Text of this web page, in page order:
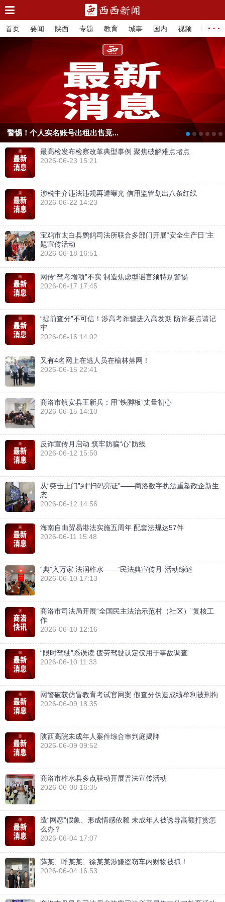
…
首页 要闻 陕西 专题 教育 城事 国内 视频 法治
警惕！个人实名账号出租出售竟...
最高检发布检察改革典型事例 聚焦破解难点堵点
2026-06-23 15:21
涉税中介违法违规再遭曝光 信用监管划出八条红线
2026-06-22 14:23
宝鸡市太白县鹦鸽司法所联合多部门开展“安全生产日”主
题宣传活动
2026-06-18 16:51
网传“驾考增项”不实 制造焦虑型谣言须特别警惕
2026-06-17 17:45
“提前查分”不可信！涉高考诈骗进入高发期 防诈要点请记
牢
2026-06-16 14:02
又有4名网上在逃人员在榆林落网！
2026-06-15 22:41
商洛市镇安县王新兵：用“铁脚板”丈量初心
2026-06-15 14:10
反诈宣传月启动 筑牢防骗“心”防线
2026-06-12 15:50
从“突击上门”到“扫码亮证”——商洛数字执法重塑政企新生
态
2026-06-12 14:56
海南自由贸易港法实施五周年 配套法规达57件
2026-06-11 15:48
“典”入万家 法润柞水——“民法典宣传月”活动综述
2026-06-10 17:13
商洛市司法局开展“全国民主法治示范村（社区）”复核工
作
2026-06-10 12:16
“限时驾驶”系误读 疲劳驾驶认定仅用于事故调查
2026-06-10 11:33
网警破获仿冒教育考试官网案 假查分伪造成绩牟利被刑拘
2026-06-09 18:35
陕西高院未成年人案件综合审判庭揭牌
2026-06-09 09:52
商洛市柞水县多点联动开展普法宣传活动
2026-06-08 16:35
造“网恋”假象、形成情感依赖 未成年人被诱导高额打赏怎
么办？
2026-06-04 17:07
薛某、呼某某、徐某某涉嫌盗窃车内财物被抓！
2026-06-04 16:53